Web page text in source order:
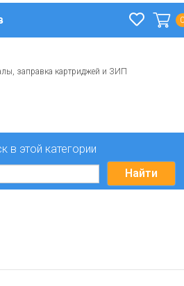
заправка картриджей и ЗИП
в этой категории